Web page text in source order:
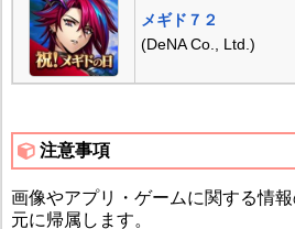
メギド７２
(DeNA Co., Ltd.)
注意事項
画像やアプリ・ゲームに関する情
元に帰属します。